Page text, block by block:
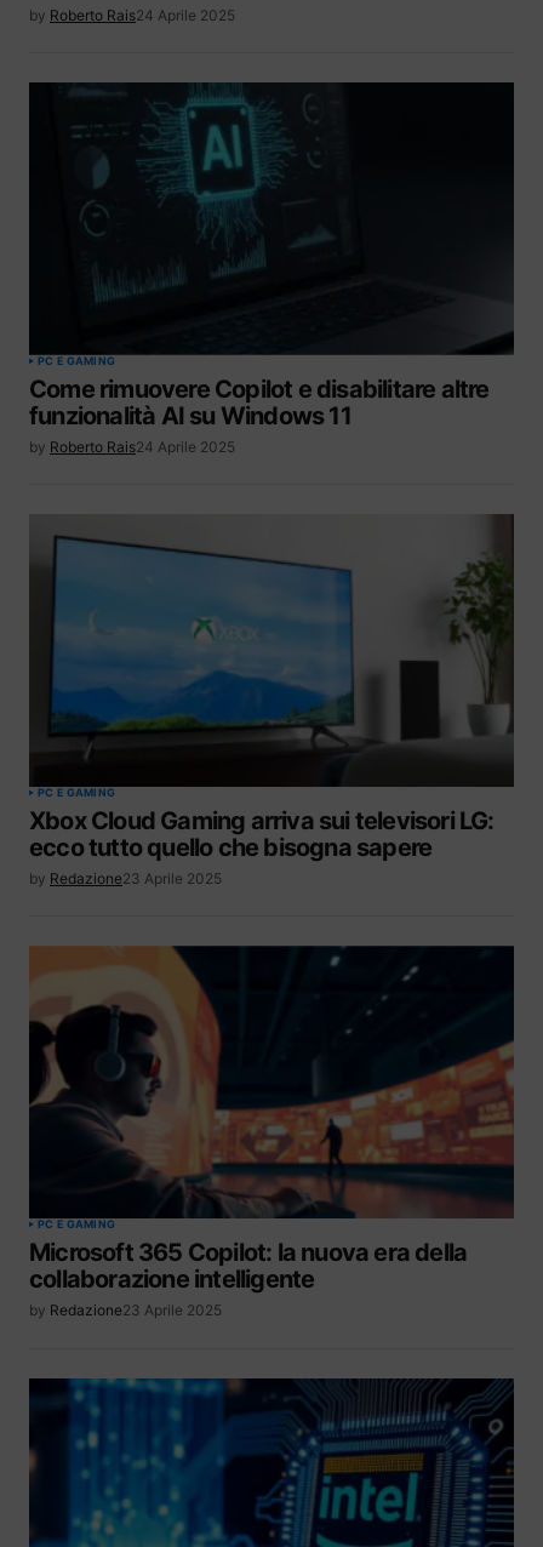
by Roberto Rais24 Aprile 2025
PC E GAMING
Come rimuovere Copilot e disabilitare altre
funzionalità AI su Windows 11
by Roberto Rais24 Aprile 2025
PC E GAMING
Xbox Cloud Gaming arriva sui televisori LG:
ecco tutto quello che bisogna sapere
by Redazione23 Aprile 2025
PC E GAMING
Microsoft 365 Copilot: la nuova era della
collaborazione intelligente
by Redazione23 Aprile 2025